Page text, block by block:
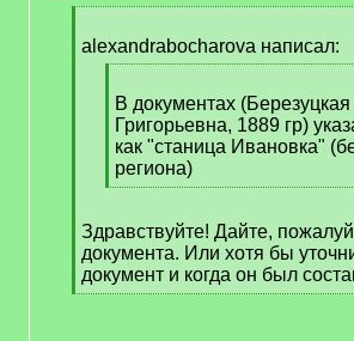
q
alexandrabocharova написал:
q
]
В документах
Григорьевна, 1889 гр)
как "станица Ивановка"
региона)
[
q
]
Здравствуйте! Дайте,
документа. Или хотя бы
документ и когда он был
[